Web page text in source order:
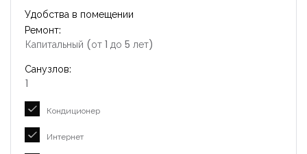
Удобства в помещении
Ремонт:
Капитальный (от 1 до 5 лет)
Санузлов:
1
Кондиционер
Интернет